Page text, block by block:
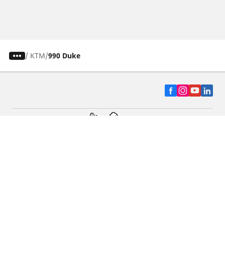
/ KTM 990 Duke